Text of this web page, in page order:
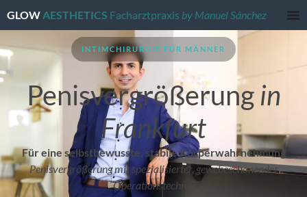
GLOW AESTHETICS Facharztpraxis by Manuel Sánchez
INTIMCHIRURGIE FÜR MÄNNER
Penisvergrößerung in
Frankfurt
Für eine selbstbewusste, stabile Körperwahrnehmung
Penisvergrößerung mit spezialisierter, gewebeschonender
Operationstechnik